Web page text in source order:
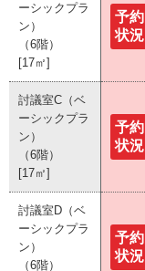
ーシックプラ
ン）
（6階）
[17㎡]
予約
状況
討議室C（ベ
ーシックプラ
ン）
（6階）
[17㎡]
予約
状況
討議室D（ベ
ーシックプラ
ン）
（6階）
予約
状況
ーシックプラ
ン）
（6階）
[17㎡]
予約
状況
討議室C（ベ
ーシックプラ
ン）
（6階）
[17㎡]
予約
状況
討議室D（ベ
ーシックプラ
ン）
（6階）
予約
状況